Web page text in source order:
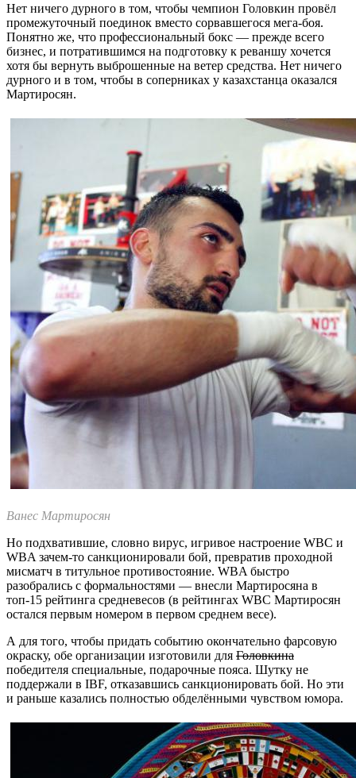
Нет ничего дурного в том, чтобы чемпион Головкин провёл
промежуточный поединок вместо сорвавшегося мега-боя.
Понятно же, что профессиональный бокс — прежде всего
бизнес, и потратившимся на подготовку к реваншу хочется
хотя бы вернуть выброшенные на ветер средства. Нет ничего
дурного и в том, чтобы в соперниках у казахстанца оказался
Мартиросян.
Ванес Мартиросян
Но подхватившие, словно вирус, игривое настроение WBC и
WBA зачем-то санкционировали бой, превратив проходной
мисматч в титульное противостояние. WBA быстро
разобрались с формальностями — внесли Мартиросяна в
топ-15 рейтинга средневесов (в рейтингах WBC Мартиросян
остался первым номером в первом среднем весе).
А для того, чтобы придать событию окончательно фарсовую
окраску, обе организации изготовили для Головкина
победителя специальные, подарочные пояса. Шутку не
поддержали в IBF, отказавшись санкционировать бой. Но эти
и раньше казались полностью обделёнными чувством юмора.